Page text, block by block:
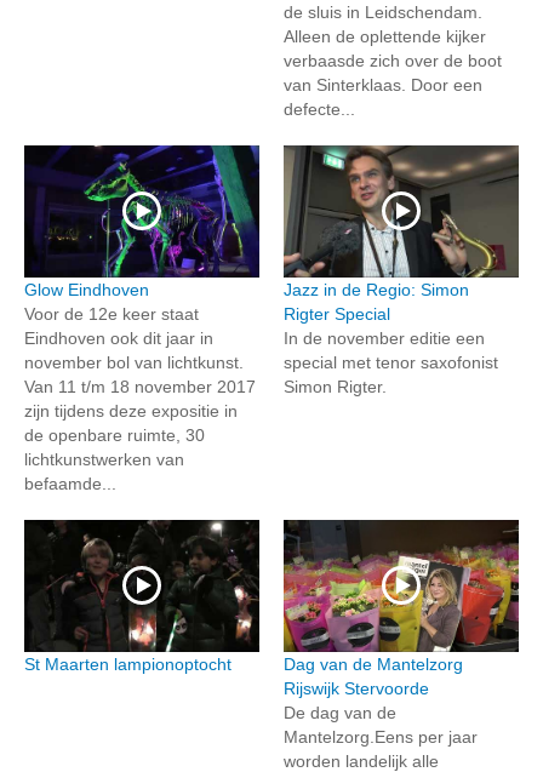
de sluis in Leidschendam.
Alleen de oplettende kijker
verbaasde zich over de boot
van Sinterklaas. Door een
defecte...
Glow Eindhoven
Voor de 12e keer staat
Eindhoven ook dit jaar in
november bol van lichtkunst.
Van 11 t/m 18 november 2017
zijn tijdens deze expositie in
de openbare ruimte, 30
lichtkunstwerken van
befaamde...
Jazz in de Regio: Simon
Rigter Special
In de november editie een
special met tenor saxofonist
Simon Rigter.
St Maarten lampionoptocht
Dag van de Mantelzorg
Rijswijk Stervoorde
De dag van de
Mantelzorg.Eens per jaar
worden landelijk alle